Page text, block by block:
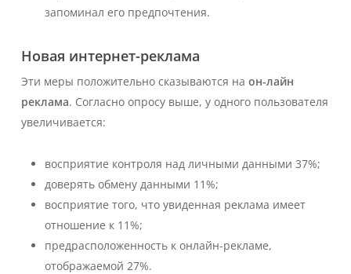
запоминал его предпочтения.
Новая интернет-реклама
Эти меры положительно сказываются на он-лайн
реклама. Согласно опросу выше, у одного пользователя
увеличивается:
восприятие контроля над личными данными 37%;
доверять обмену данными 11%;
восприятие того, что увиденная реклама имеет
отношение к 11%;
предрасположенность к онлайн-рекламе,
отображаемой 27%.